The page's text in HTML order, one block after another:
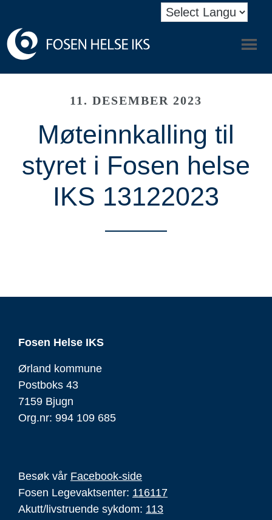
11. DESEMBER 2023
Møteinnkalling til
styret i Fosen helse
IKS 13122023
Fosen Helse IKS
Ørland kommune
Postboks 43
7159 Bjugn
Org.nr: 994 109 685
Besøk vår Facebook-side
Fosen Legevaktsenter: 116117
Akutt/livstruende sykdom: 113